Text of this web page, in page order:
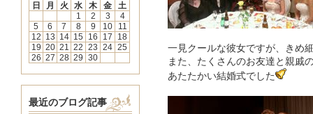
一見クールな彼女ですが、きめ
また、たくさんのお友達と親戚
あたたかい結婚式でした
日
月 火 水 木 金
土
1
2 3
4
5
6 7 8 9 10
11
12 13 14 15 16 17
18
19 20 21 22 23 24 25
26 27 28 29 30
最近のブログ記事